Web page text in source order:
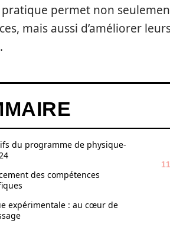
permet non
mais aussi d’améliorer
du programme de physique-
des compétences
expérimentale : au cœur de